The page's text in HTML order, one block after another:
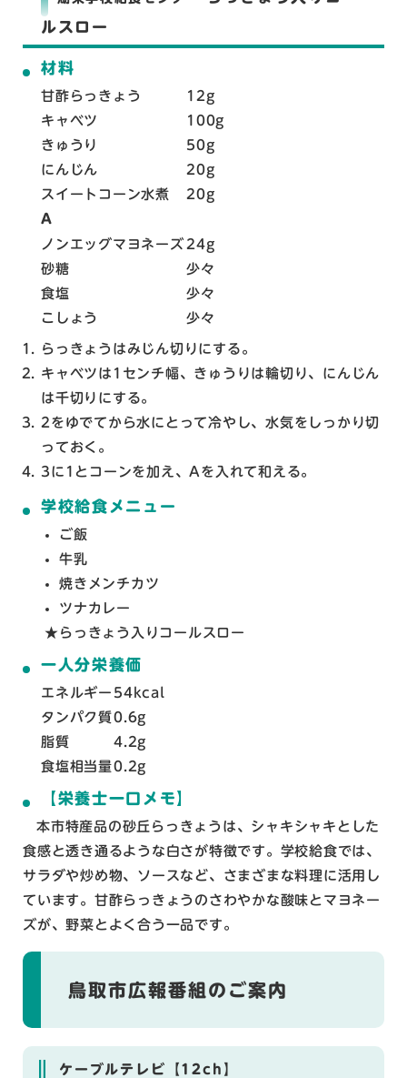
ルスロー
材料
甘酢らっきょう
12g
キャベツ
100g
きゅうり
50g
にんじん
20g
スイートコーン水煮
20g
A
ノンエッグマヨネーズ 24g
砂糖
少々
食塩
少々
こしょう
少々
らっきょうはみじん切りにする。
キャベツは1センチ幅、きゅうりは輪切り、にんじん
は千切りにする。
2をゆでてから水にとって冷やし、水気をしっかり切
っておく。
3に1とコーンを加え、Aを入れて和える。
学校給食メニュー
ご飯
牛乳
焼きメンチカツ
ツナカレー
らっきょう入りコールスロー
一人分栄養価
エネルギー 54kcal
タンパク質0.6g
脂質
4.2g
食塩相当量0.2g
【栄養士一口メモ】
本市特産品の砂丘らっきょうは、シャキシャキとした
食感と透き通るような白さが特徴です。学校給食では、
サラダや炒め物、ソースなど、さまざまな料理に活用し
ています。甘酢らっきょうのさわやかな酸味とマヨネー
ズが、野菜とよく合う一品です。
鳥取市広報番組のご案内
ケーブルテレビ【12ch】